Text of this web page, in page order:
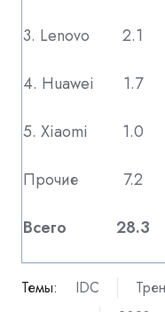
3. Lenovo 2.1
4. Huawei 1.7
5. Xiaomi 1.0
Прочие 7.2
Всего 28.3
Темы: IDC